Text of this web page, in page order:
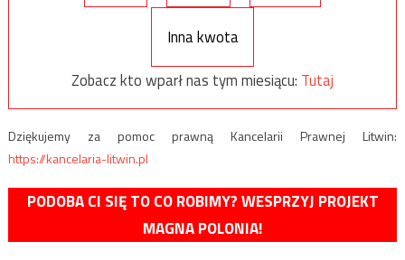
Inna kwota
Zobacz kto wparł nas tym miesiącu: Tutaj
Dziękujemy za pomoc prawną Kancelarii Prawnej Litwin:
https://kancelaria-litwin.pl
PODOBA CI SIĘ TO CO ROBIMY? WESPRZYJ PROJEKT
MAGNA POLONIA!